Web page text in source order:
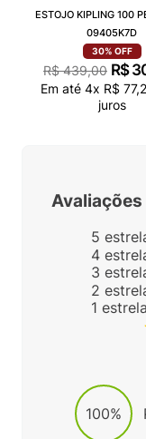
ESTOJO KIPLING 100
09405K7D
30% OFF
R$ 439,00 R$
Em até 4x R$ 77,
juros
Avaliações
5
4
3
2
1
100%